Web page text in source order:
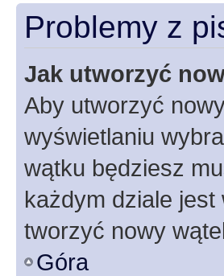
Problemy z
Jak utworzyć
Aby utworzyć
wyświetlaniu
wątku będziesz
każdym dziale jest
tworzyć nowy
Góra